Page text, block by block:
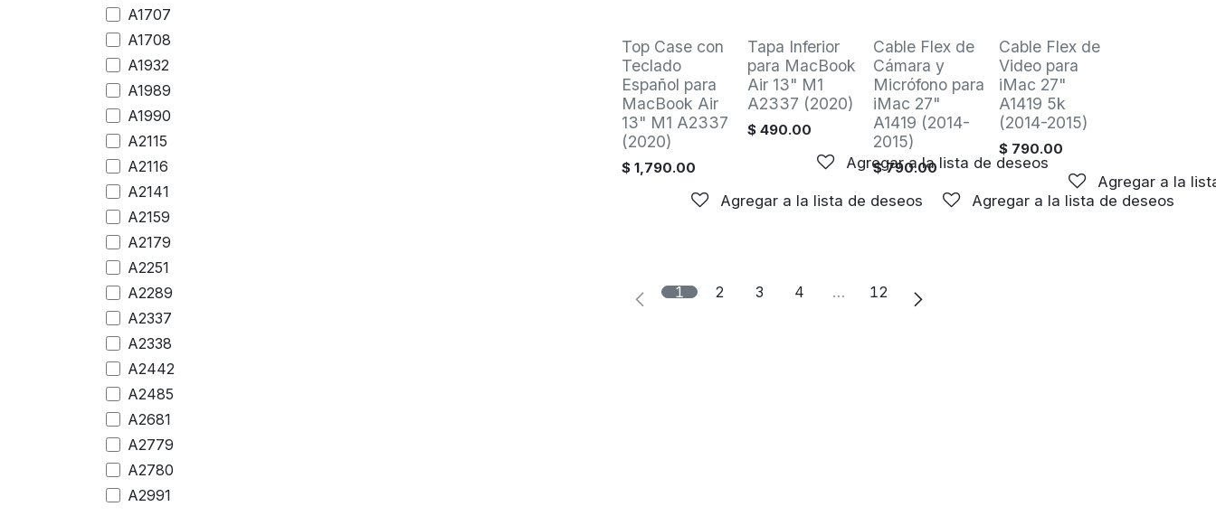
A1707
A1708
A1932
A1989
A1990
A2115
A2116
A2141
A2159
A2179
A2251
A2289
A2337
A2338
A2442
A2485
A2681
A2779
A2780
A2991
Venta
Top Case con
Teclado
Español para
MacBook Air
13" M1 A2337
(2020)
$ 1,790.00
Agregar a la lista de deseos
Venta
Tapa Inferior
para MacBook
Air 13" M1
A2337 (2020)
$ 490.00
Agregar a la lista de deseos
Venta
Cable Flex de
Cámara y
Micrófono para
iMac 27"
A1419 (2014-
2015)
$790.00
Agregar a la lista de deseos
Venta
Cable Flex de
Video para
iMac 27"
A1419 5k
(2014-2015)
$ 790.00
Agregar a la
1 2 3 4 … 12